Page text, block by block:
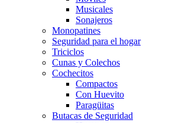
Musicales
Sonajeros
Monopatines
Seguridad para el hogar
Triciclos
Cunas y Colechos
Cochecitos
Compactos
Con Huevito
Paragüitas
Butacas de Seguridad